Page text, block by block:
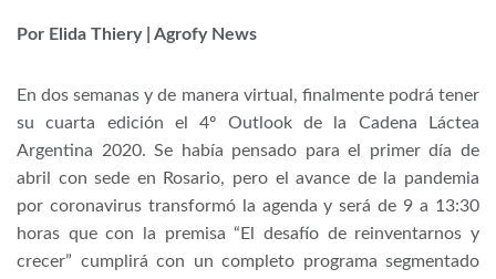
Por Elida Thiery | Agrofy News
En dos semanas y de manera virtual, finalmente podrá tener
su cuarta edición el 4º Outlook de la Cadena Láctea
Argentina 2020. Se había pensado para el primer día de
abril con sede en Rosario, pero el avance de la pandemia
por coronavirus transformó la agenda y será de 9 a 13:30
horas que con la premisa “El desafío de reinventarnos y
crecer” cumplirá con un completo programa segmentado